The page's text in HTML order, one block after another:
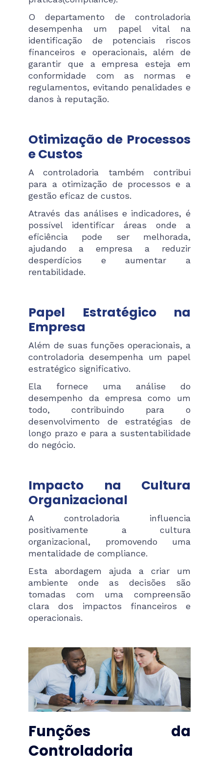
O departamento de controladoria
desempenha um papel vital na
identificação de potenciais riscos
financeiros e operacionais, além de
garantir que a empresa esteja em
conformidade com as normas e
regulamentos, evitando penalidades e
danos à reputação.
Otimização de Processos
e Custos
A controladoria também contribui
para a otimização de processos e a
gestão eficaz de custos.
Através das análises e indicadores, é
possível identificar áreas onde a
eficiência pode ser melhorada,
ajudando a empresa a reduzir
desperdícios e aumentar a
rentabilidade.
Papel Estratégico na
Empresa
Além de suas funções operacionais, a
controladoria desempenha um papel
estratégico significativo.
Ela fornece uma análise do
desempenho da empresa como um
todo, contribuindo para o
desenvolvimento de estratégias de
longo prazo e para a sustentabilidade
do negócio.
Impacto na Cultura
Organizacional
A controladoria influencia
positivamente a cultura
organizacional, promovendo uma
mentalidade de compliance.
Esta abordagem ajuda a criar um
ambiente onde as decisões são
tomadas com uma compreensão
clara dos impactos financeiros e
operacionais.
Funções da
Controladoria